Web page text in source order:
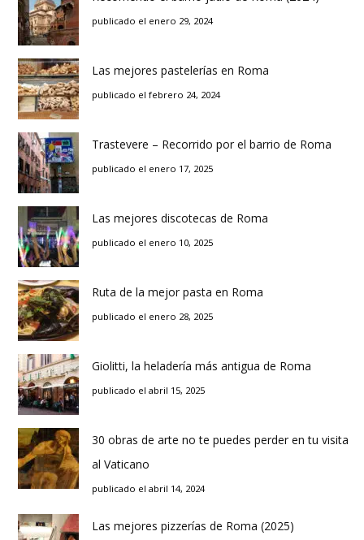
publicado el enero 29, 2024
Las mejores pastelerías en Roma
publicado el febrero 24, 2024
Trastevere – Recorrido por el barrio de Roma
publicado el enero 17, 2025
Las mejores discotecas de Roma
publicado el enero 10, 2025
Ruta de la mejor pasta en Roma
publicado el enero 28, 2025
Giolitti, la heladería más antigua de Roma
publicado el abril 15, 2025
30 obras de arte no te puedes perder en tu visita
al Vaticano
publicado el abril 14, 2024
Las mejores pizzerías de Roma (2025)